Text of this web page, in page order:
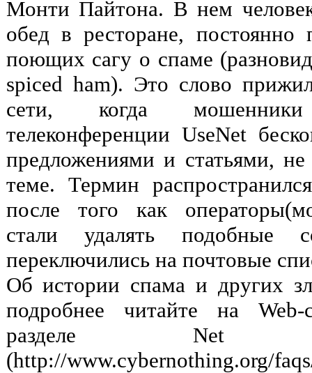
Монти Пайтона. В нем
обед в ресторане, постоянно
поющих сагу о спаме
spiced ham). Это слово
сети, когда
телеконференции UseNet
предложениями и статьями,
теме. Термин
после того как
стали удалять подобные
переключились на почтовые
Об истории спама и других
подробнее читайте на
разделе Net
(http://www.cybernothing.org/